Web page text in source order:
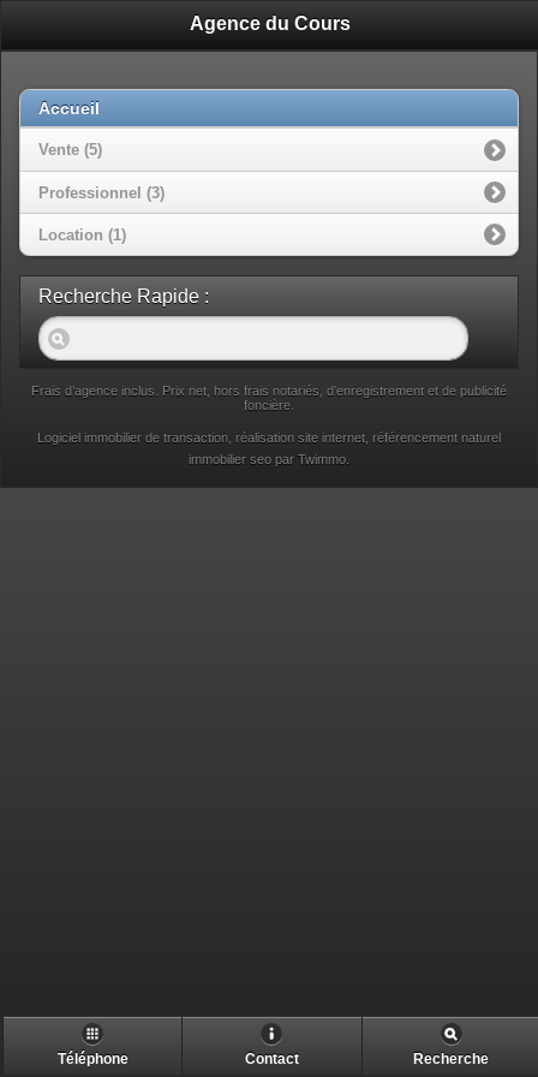
Agence du Cours
Accueil
Vente (5)
Professionnel (3)
Location (1)
Recherche Rapide :
Frais d’agence inclus. Prix net, hors frais notariés, d’enregistrement et de publicité
foncière.
Logiciel immobilier de transaction, réalisation site internet, référencement naturel
immobilier seo par Twimmo.
Téléphone Contact Recherche